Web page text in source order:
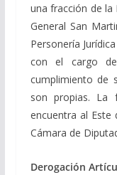
una fracción de la
General San
Personería
con el cargo de
cumplimiento de
son propias. La
encuentra al Este
Cámara de
Derogación